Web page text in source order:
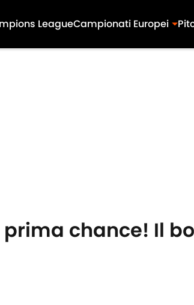
LeagueCampionati Europei
chance! Il